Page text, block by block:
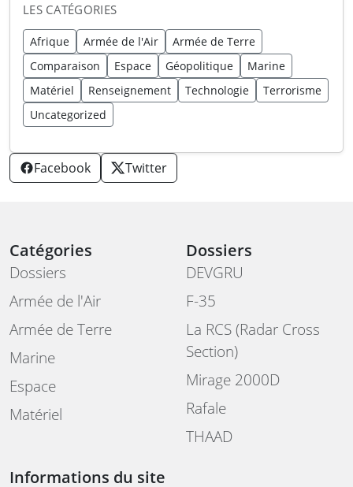
LES CATÉGORIES
Afrique Armée de l'Air
Armée de Terre
Comparaison
Espace Géopolitique
Marine
Matériel
Renseignement Technologie
Terrorisme
Uncategorized
Facebook Twitter
Catégories
Dossiers
Armée de l'Air
Armée de Terre
Marine
Espace
Matériel
Dossiers
DEVGRU
F-35
La RCS (Radar Cross
Section)
Mirage 2000D
Rafale
THAAD
Informations du site